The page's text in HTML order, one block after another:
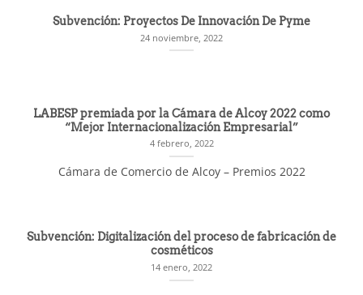
Subvención: Proyectos De Innovación De Pyme
24 noviembre, 2022
LABESP premiada por la Cámara de Alcoy 2022 como
“Mejor Internacionalización Empresarial”
4 febrero, 2022
Cámara de Comercio de Alcoy – Premios 2022
Subvención: Digitalización del proceso de fabricación de
cosméticos
14 enero, 2022